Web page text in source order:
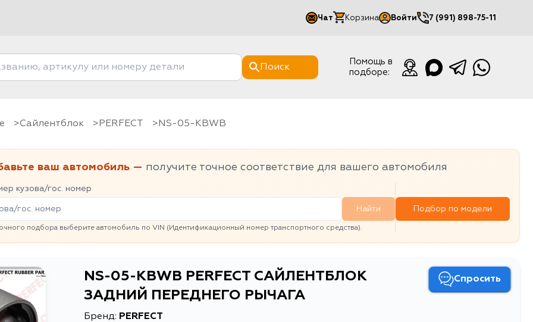
Чат Корзина Войти
Мой кабинет
7 (991) 898-75-11
Поиск
Помощь в
подборе:
Сайлентблок PERFECT NS-05-KBWB
ваш автомобиль — получите точное соответствие для вашего автомобиля
кузова/гос. номер
Найти
подбора выберите автомобиль по VIN (Идентификационный номер транспортного средства).
Подбор по модели
NS-05-KBWB PERFECT САЙЛЕНТБЛОК
ЗАДНИЙ ПЕРЕДНЕГО РЫЧАГА
Спросить
Бренд: PERFECT